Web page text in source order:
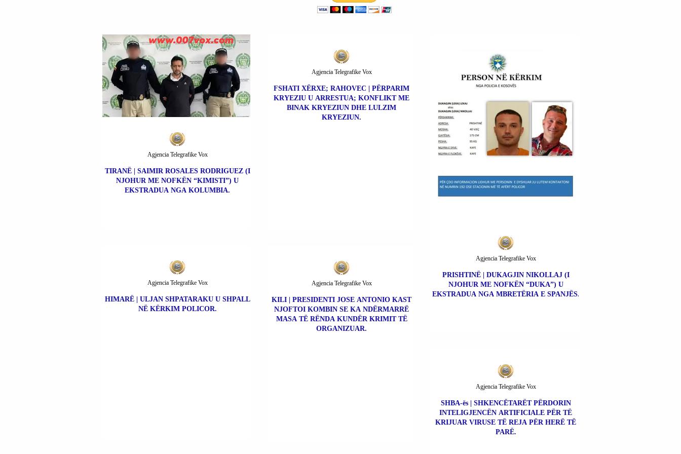
TIRANË | SAIMIR ROSALES RODRIGUEZ (I
NJOHUR ME NOFKËN “KIMISTI”) U
EKSTRADUA NGA KOLUMBIA.
Agjencia Telegrafike Vox
FSHATI XËRXE; RAHOVEC | PËRPARIM
KRYEZIU U ARRESTUA; KONFLIKT ME
BINAK KRYEZIUN DHE LULZIM
KRYEZIUN.
Agjencia Telegrafike Vox
PRISHTINË | DUKAGJIN NIKOLLAJ (I
NJOHUR ME NOFKËN “DUKA”) U
EKSTRADUA NGA MBRETËRIA E SPANJËS.
Agjencia Telegrafike Vox
HIMARË | ULJAN SHPATARAKU U SHPALL
NË KËRKIM POLICOR.
Agjencia Telegrafike Vox
KILI | PRESIDENTI JOSE ANTONIO KAST
NJOFTOI KOMBIN SE KA NDËRMARRË
MASA TË RËNDA KUNDËR KRIMIT TË
ORGANIZUAR.
Agjencia Telegrafike Vox
SHBA-ës | SHKENCËTARËT PËRDORIN
INTELIGJENCËN ARTIFICIALE PËR TË
KRIJUAR VIRUSE TË REJA PËR HERË TË
PARË.
Agjencia Telegrafike Vox